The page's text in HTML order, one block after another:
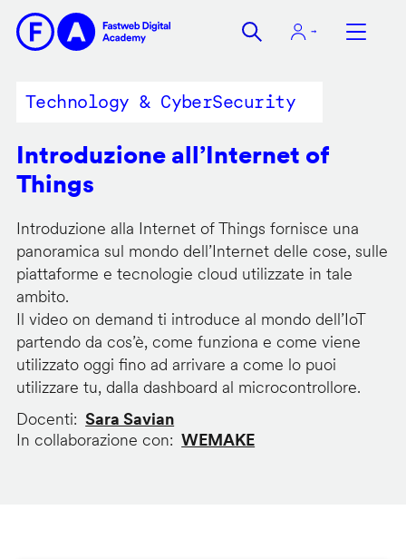
contenuto
Technology & CyberSecurity
Introduzione all’Internet of
Things
Introduzione alla Internet of Things fornisce una
panoramica sul mondo dell’Internet delle cose, sulle
piattaforme e tecnologie cloud utilizzate in tale
ambito.
Il video on demand ti introduce al mondo dell’IoT
partendo da cos’è, come funziona e come viene
utilizzato oggi fino ad arrivare a come lo puoi
utilizzare tu, dalla dashboard al microcontrollore.
Docenti
Sara Savian
In collaborazione con
WEMAKE